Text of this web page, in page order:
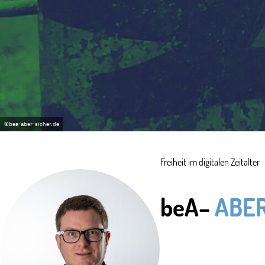
©bea-aber-sicher.de
Freiheit im digitalen Zeitalter
beA–
Ulf
„Ende-zu-